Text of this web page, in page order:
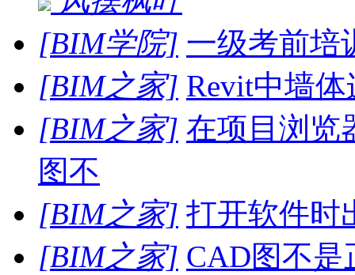
[BIM学院] 一级考前培
[BIM之家] Revit中墙
[BIM之家] 在项目浏览
图不
[BIM之家] 打开软件时
[BIM之家] CAD图不是